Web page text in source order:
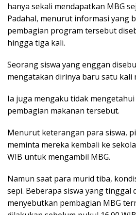
hanya sekali mendapatkan MBG
Padahal, menurut informasi yang
pembagian program tersebut
hingga tiga kali.
Seorang siswa yang enggan
mengatakan dirinya baru satu kali
Ia juga mengaku tidak
pembagian makanan tersebut.
Menurut keterangan para siswa,
meminta mereka kembali ke
WIB untuk mengambil MBG.
Namun saat para murid tiba,
sepi. Beberapa siswa yang tinggal
menyebutkan pembagian MBG